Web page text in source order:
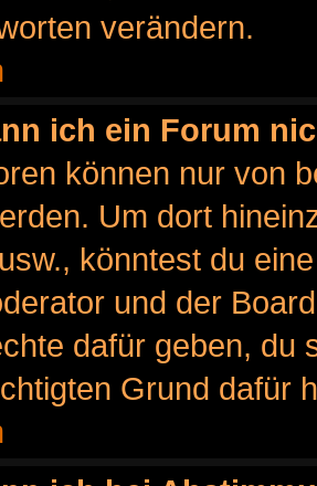
verändern.
ich ein Forum
können nur von
Um dort
könntest du
und der
dafür geben, du
Grund dafür